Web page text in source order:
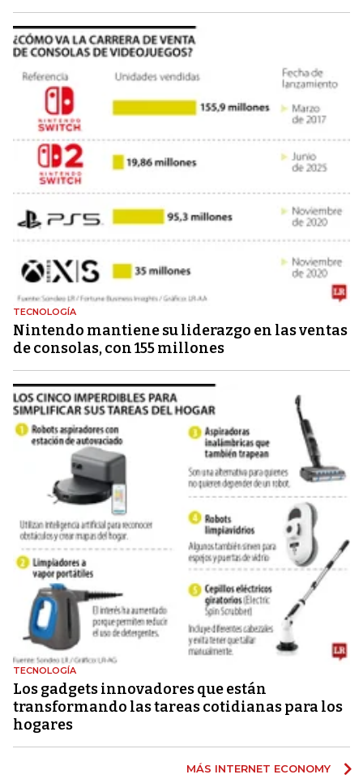
TECNOLOGÍA
Nintendo mantiene su liderazgo en las ventas
de consolas, con 155 millones
TECNOLOGÍA
Los gadgets innovadores que están
transformando las tareas cotidianas para los
hogares
MÁS INTERNET ECONOMY